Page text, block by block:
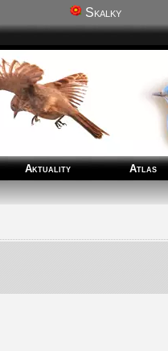
Skalky
Aktuality Atlas